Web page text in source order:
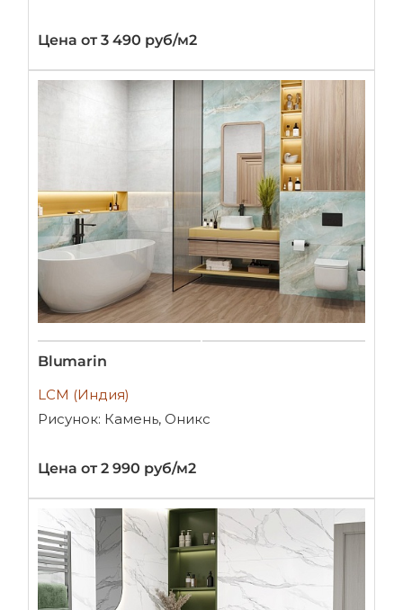
Цена от 3 490 руб/м2
Blumarin
LCM (Индия)
Рисунок: Камень, Оникс
Цена от 2 990 руб/м2